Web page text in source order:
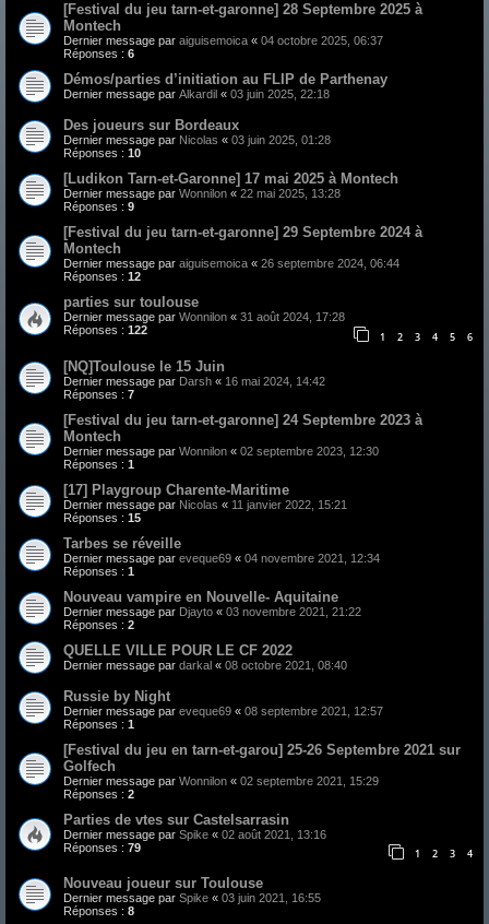
[Festival du jeu tarn-et-garonne] 28 Septembre 2025 à
Montech
Dernier message par aiguisemoica « 04 octobre 2025, 06:37
Réponses : 6
Démos/parties d’initiation au FLIP de Parthenay
Dernier message par Alkardil « 03 juin 2025, 22:18
Des joueurs sur Bordeaux
Dernier message par Nicolas « 03 juin 2025, 01:28
Réponses : 10
[Ludikon Tarn-et-Garonne] 17 mai 2025 à Montech
Dernier message par Wonnilon « 22 mai 2025, 13:28
Réponses : 9
[Festival du jeu tarn-et-garonne] 29 Septembre 2024 à
Montech
Dernier message par aiguisemoica « 26 septembre 2024, 06:44
Réponses : 12
parties sur toulouse
Dernier message par Wonnilon « 31 août 2024, 17:28
Réponses : 122 1 2 3 4 5 6
[NQ]Toulouse le 15 Juin
Dernier message par Darsh « 16 mai 2024, 14:42
Réponses : 7
[Festival du jeu tarn-et-garonne] 24 Septembre 2023 à
Montech
Dernier message par Wonnilon « 02 septembre 2023, 12:30
Réponses : 1
[17] Playgroup Charente-Maritime
Dernier message par Nicolas « 11 janvier 2022, 15:21
Réponses : 15
Tarbes se réveille
Dernier message par eveque69 « 04 novembre 2021, 12:34
Réponses : 1
Nouveau vampire en Nouvelle- Aquitaine
Dernier message par Djayto « 03 novembre 2021, 21:22
Réponses : 2
QUELLE VILLE POUR LE CF 2022
Dernier message par darkal « 08 octobre 2021, 08:40
Russie by Night
Dernier message par eveque69 « 08 septembre 2021, 12:57
Réponses : 1
[Festival du jeu en tarn-et-garou] 25-26 Septembre 2021 sur
Golfech
Dernier message par Wonnilon « 02 septembre 2021, 15:29
Réponses : 2
Parties de vtes sur Castelsarrasin
Dernier message par Spike « 02 août 2021, 13:16
Réponses : 79 1 2 3 4
Nouveau joueur sur Toulouse
Dernier message par Spike « 03 juin 2021, 16:55
Réponses : 8